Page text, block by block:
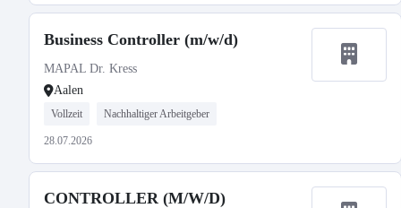
Business Controller (m/w/d)
MAPAL Dr. Kress
Aalen
Vollzeit Nachhaltiger Arbeitgeber
28.07.2026
CONTROLLER (M/W/D)